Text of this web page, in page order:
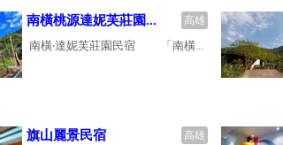
高雄
南橫桃源達妮芙莊園...
南橫‧達妮芙莊園民宿 「南橫...
高雄
旗山麗景民宿